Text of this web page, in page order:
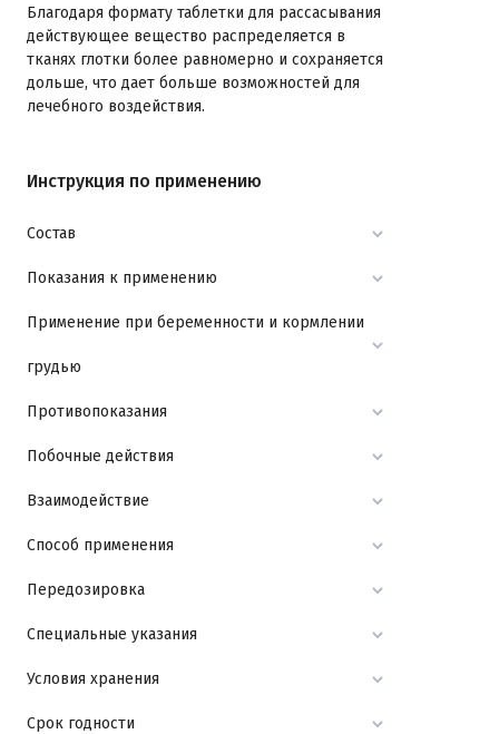
Благодаря формату таблетки для рассасывания
действующее вещество распределяется в
тканях глотки более равномерно и сохраняется
дольше, что дает больше возможностей для
лечебного воздействия.
Инструкция по применению
Состав
Показания к применению
Применение при беременности и кормлении
грудью
Противопоказания
Побочные действия
Взаимодействие
Способ применения
Передозировка
Специальные указания
Условия хранения
Срок годности